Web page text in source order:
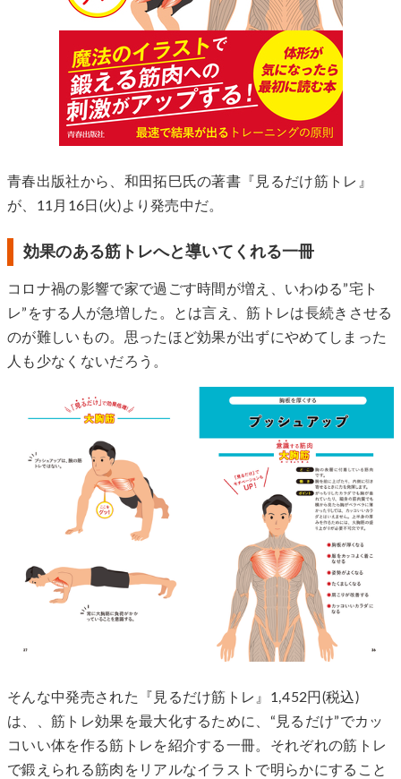
青春出版社から、和田拓巳氏の著書『見るだけ筋トレ』
が、11月16日(火)より発売中だ。
効果のある筋トレへと導いてくれる一冊
コロナ禍の影響で家で過ごす時間が増え、いわゆる”宅ト
レ”をする人が急増した。とは言え、筋トレは長続きさせる
のが難しいもの。思ったほど効果が出ずにやめてしまった
人も少なくないだろう。
そんな中発売された『見るだけ筋トレ』1,452円(税込)
は、、筋トレ効果を最大化するために、“見るだけ”でカッ
コいい体を作る筋トレを紹介する一冊。それぞれの筋トレ
で鍛えられる筋肉をリアルなイラストで明らかにすること